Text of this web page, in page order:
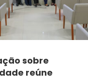
sobre
reúne